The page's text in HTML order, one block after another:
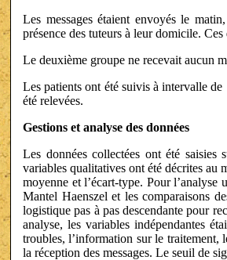
Les messages étaient envoyés le
présence des tuteurs à leur domicile.
Le deuxième groupe ne recevait aucun
Les patients ont été suivis à intervalle
été relevées.
Gestions et analyse des données
Les données collectées ont été
variables qualitatives ont été décrites au
moyenne et l’écart-type. Pour
Mantel Haenszel et les comparaisons
logistique pas à pas descendante pour
analyse, les variables indépendantes
troubles, l’information sur le traitement,
la réception des messages. Le seuil de